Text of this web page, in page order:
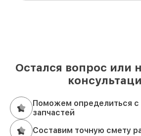
Остался вопрос или
Поможем определиться
запчастей
Составим точную смету